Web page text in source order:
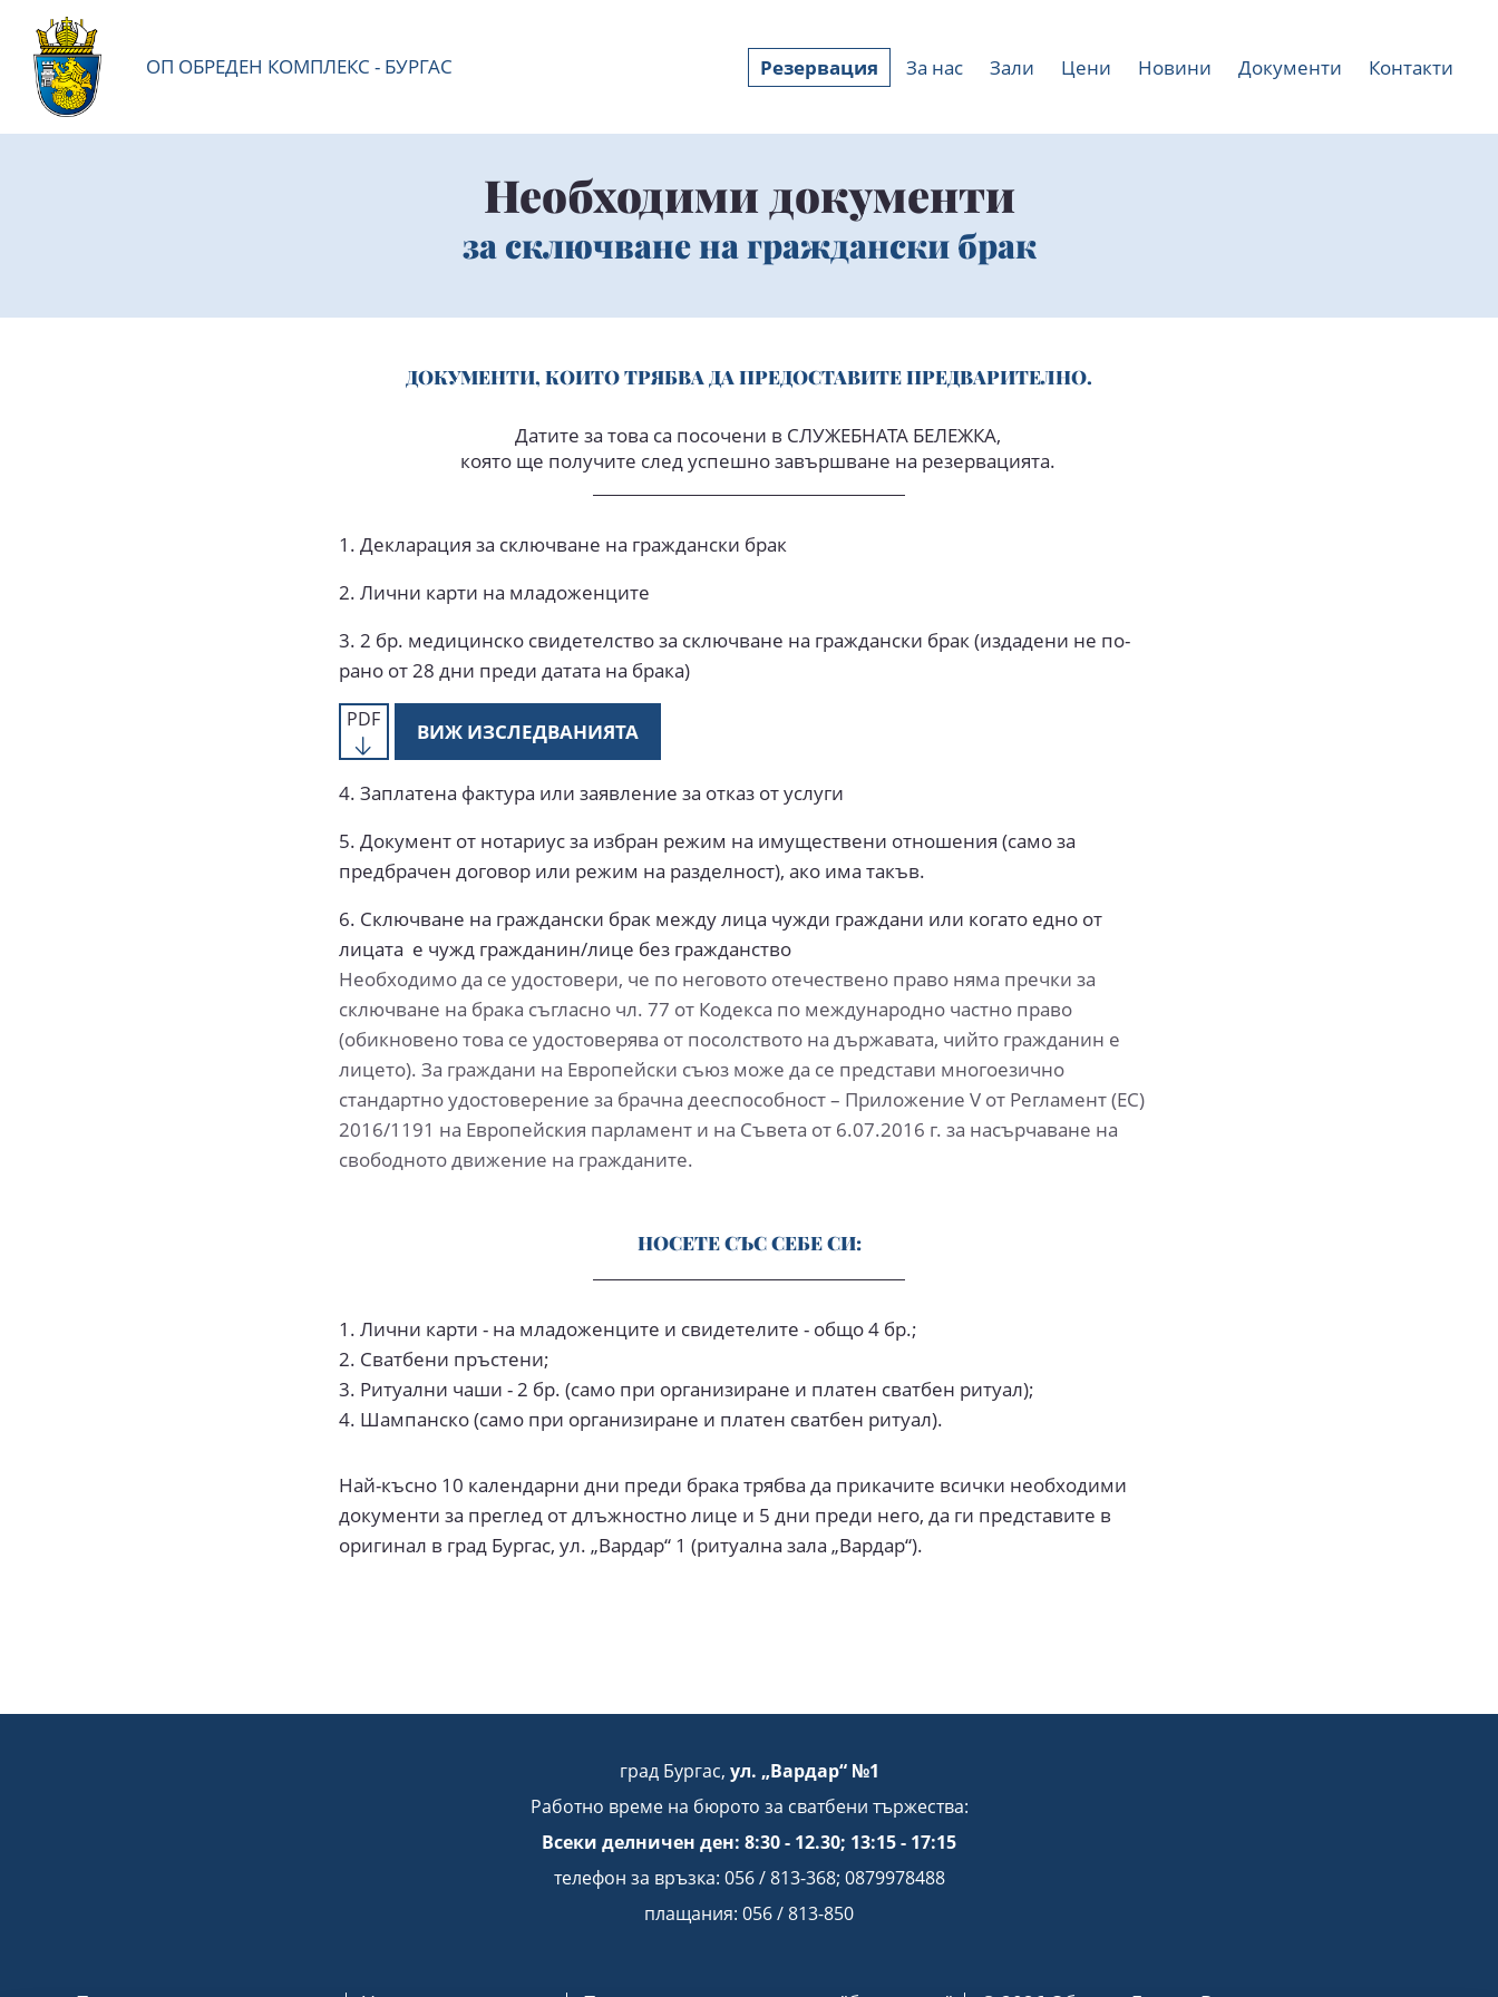
ОП ОБРЕДЕН КОМПЛЕКС - БУРГАС Резервация За нас Зали Цени Новини Документи Контакти
Необходими документи
за сключване на граждански брак
ДОКУМЕНТИ, КОИТО ТРЯБВА ДА ПРЕДОСТАВИТЕ ПРЕДВАРИТЕЛНО.
Датите за това са посочени в СЛУЖЕБНАТА БЕЛЕЖКА,
която ще получите след успешно завършване на резервацията.
1. Декларация за сключване на граждански брак
2. Лични карти на младоженците
3. 2 бр. медицинско свидетелство за сключване на граждански брак (издадени не по-
рано от 28 дни преди датата на брака)
PDF ВИЖ ИЗСЛЕДВАНИЯТА
4. Заплатена фактура или заявление за отказ от услуги
5. Документ от нотариус за избран режим на имуществени отношения (само за
предбрачен договор или режим на разделност), ако има такъв.
6. Сключване на граждански брак между лица чужди граждани или когато едно от
лицата е чужд гражданин/лице без гражданство
Необходимо да се удостовери, че по неговото отечествено право няма пречки за
сключване на брака съгласно чл. 77 от Кодекса по международно частно право
(обикновено това се удостоверява от посолството на държавата, чийто гражданин е
лицето). За граждани на Европейски съюз може да се представи многоезично
стандартно удостоверение за брачна дееспособност – Приложение V от Регламент (ЕС)
2016/1191 на Европейския парламент и на Съвета от 6.07.2016 г. за насърчаване на
свободното движение на гражданите.
НОСЕТЕ СЪС СЕБЕ СИ:
1. Лични карти - на младоженците и свидетелите - общо 4 бр.;
2. Сватбени пръстени;
3. Ритуални чаши - 2 бр. (само при организиране и платен сватбен ритуал);
4. Шампанско (само при организиране и платен сватбен ритуал).
Най-късно 10 календарни дни преди брака трябва да прикачите всички необходими
документи за преглед от длъжностно лице и 5 дни преди него, да ги представите в
оригинал в град Бургас, ул. „Вардар“ 1 (ритуална зала „Вардар“).
град Бургас, ул. „Вардар“ №1
Работно време на бюрото за сватбени тържества:
Всеки делничен ден: 8:30 - 12.30; 13:15 - 17:15
телефон за връзка: 056 / 813-368; 0879978488
плащания: 056 / 813-850